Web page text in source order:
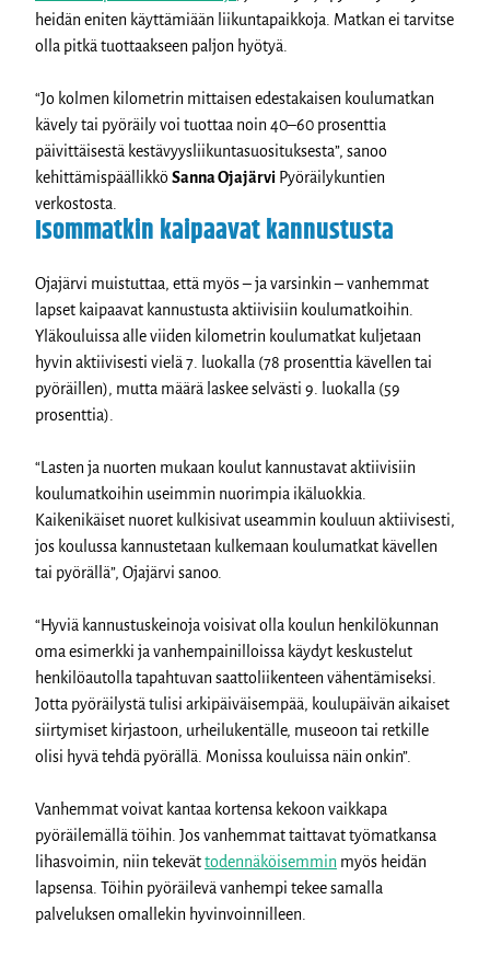
heidän eniten käyttämiään liikuntapaikkoja. Matkan ei tarvitse
olla pitkä tuottaakseen paljon hyötyä.
“Jo kolmen kilometrin mittaisen edestakaisen koulumatkan
kävely tai pyöräily voi tuottaa noin 40–60 prosenttia
päivittäisestä kestävyysliikuntasuosituksesta”, sanoo
kehittämispäällikköSanna Ojajärvi Pyöräilykuntien
verkostosta.
Isommatkin kaipaavat kannustusta
Ojajärvi muistuttaa, että myös – ja varsinkin – vanhemmat
lapset kaipaavat kannustusta aktiivisiin koulumatkoihin.
Yläkouluissa alle viiden kilometrin koulumatkat kuljetaan
hyvin aktiivisesti vielä 7. luokalla (78 prosenttia kävellen tai
pyöräillen), mutta määrä laskee selvästi 9. luokalla (59
prosenttia).
“Lasten ja nuorten mukaan koulut kannustavat aktiivisiin
koulumatkoihin useimmin nuorimpia ikäluokkia.
Kaikenikäiset nuoret kulkisivat useammin kouluun aktiivisesti,
jos koulussa kannustetaan kulkemaan koulumatkat kävellen
tai pyörällä”, Ojajärvi sanoo.
“Hyviä kannustuskeinoja voisivat olla koulun henkilökunnan
oma esimerkki ja vanhempainilloissa käydyt keskustelut
henkilöautolla tapahtuvan saattoliikenteen vähentämiseksi.
Jotta pyöräilystä tulisi arkipäiväisempää, koulupäivän aikaiset
siirtymiset kirjastoon, urheilukentälle, museoon tai retkille
olisi hyvä tehdä pyörällä. Monissa kouluissa näin onkin”.
Vanhemmat voivat kantaa kortensa kekoon vaikkapa
pyöräilemällä töihin. Jos vanhemmat taittavat työmatkansa
lihasvoimin, niin tekevättodennäköisemmin myös heidän
lapsensa. Töihin pyöräilevä vanhempi tekee samalla
palveluksen omallekin hyvinvoinnilleen.